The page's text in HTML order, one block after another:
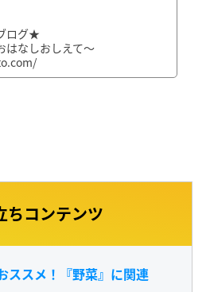
ログ★
はなしおしえて～
ちコンテンツ
ススメ！『野菜』に関連